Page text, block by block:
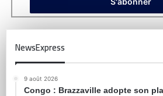
NewsExpress
9 août 2026
Congo : Brazzaville adopte son